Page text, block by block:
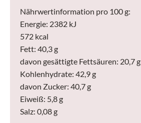
Nährwertinformation pro 100 g:
Energie: 2382 kJ
572 kcal
Fett: 40,3 g
davon gesättigte Fettsäuren: 20,7 g
Kohlenhydrate: 42,9 g
davon Zucker: 40,7 g
Eiweiß: 5,8 g
Salz: 0,08 g